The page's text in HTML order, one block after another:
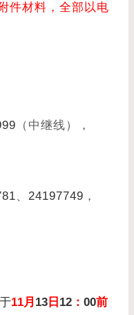
件材料，全部以电
（中继线），
、 24197749 ，
11月 13 日 12 ： 00前